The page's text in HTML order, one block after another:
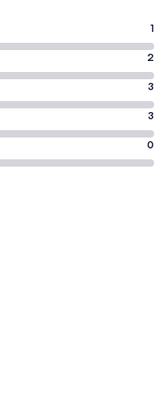
1
2
3
3
0